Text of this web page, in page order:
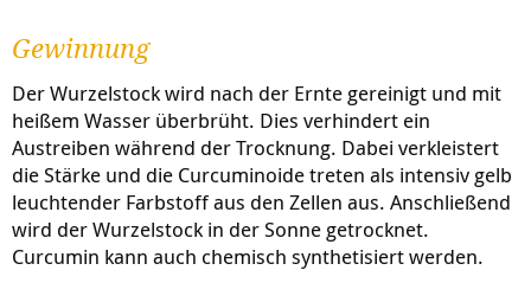
Gewinnung
Der Wurzelstock wird nach der Ernte gereinigt und mit
heißem Wasser überbrüht. Dies verhindert ein
Austreiben während der Trocknung. Dabei verkleistert
die Stärke und die Curcuminoide treten als intensiv gelb
leuchtender Farbstoff aus den Zellen aus. Anschließend
wird der Wurzelstock in der Sonne getrocknet.
Curcumin kann auch chemisch synthetisiert werden.